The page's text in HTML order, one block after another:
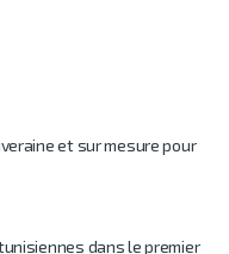
et sur mesure pour
dans le premier